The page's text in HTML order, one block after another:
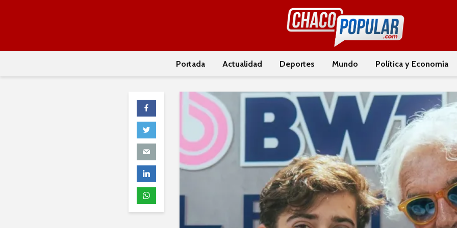
Portada Actualidad Deportes Mundo Política y Economía